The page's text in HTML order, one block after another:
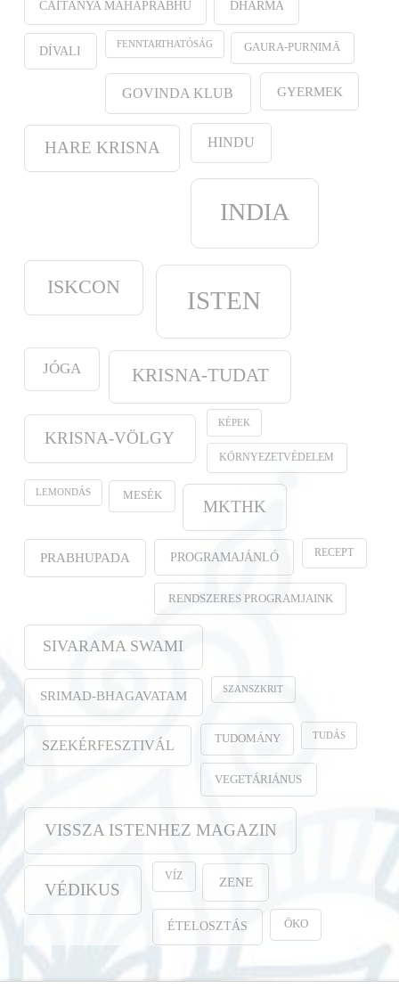
CAITANYA MAHAPRABHU DHARMA
DÍVALI FENNTARTHATÓSÁG GAURA-PURṆIMĀ
GOVINDA KLUB GYERMEK
HARE KRISNA HINDU
INDIA
ISKCON ISTEN
JÓGA KRISNA-TUDAT
KRISNA-VÖLGY
KÉPEK
KÖRNYEZETVÉDELEM
LEMONDÁS MESÉK
MKTHK
PRABHUPADA PROGRAMAJÁNLÓ RECEPT
RENDSZERES PROGRAMJAINK
SIVARAMA SWAMI
SRIMAD-BHAGAVATAM SZANSZKRIT
SZEKÉRFESZTIVÁL TUDOMÁNY TUDÁS
VEGETÁRIÁNUS
VISSZA ISTENHEZ MAGAZIN
VÉDIKUS
VÍZ ZENE
ÉTELOSZTÁS ÖKO